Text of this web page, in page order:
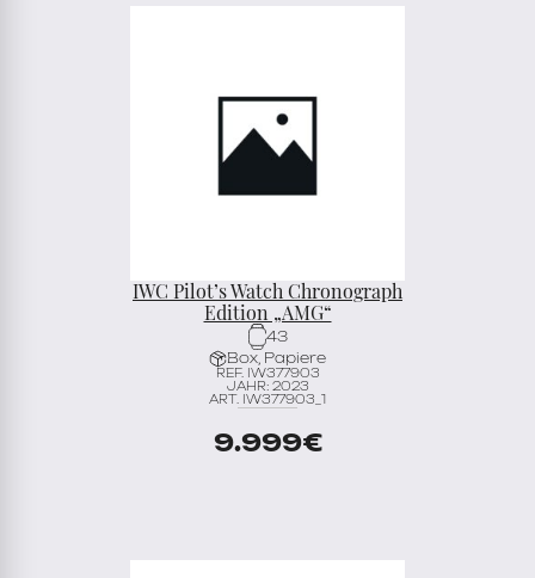
IWC Pilot’s Watch Chronograph
Edition „AMG“
43
Box, Papiere
REF. IW377903
JAHR: 2023
ART. IW377903_1
9.999€